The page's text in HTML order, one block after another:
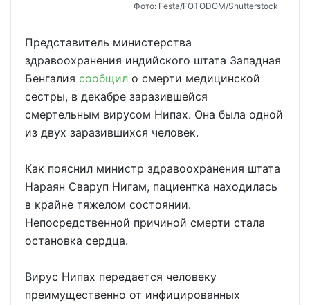
Фото: Festa/FOTODOM/Shutterstock
Представитель министерства
здравоохранения индийского штата Западная
Бенгалия сообщил о смерти медицинской
сестры, в декабре заразившейся
смертельным вирусом Нипах. Она была одной
из двух заразившихся человек.
Как пояснил министр здравоохранения штата
Нараян Сваруп Нигам, пациентка находилась
в крайне тяжелом состоянии.
Непосредственной причиной смерти стала
остановка сердца.
Вирус Нипах передается человеку
преимущественно от инфицированных